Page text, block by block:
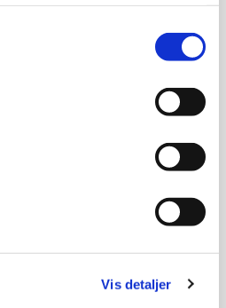
Vis detaljer
af juletræer.